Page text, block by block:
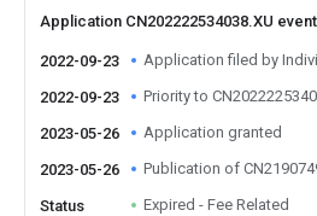
Application CN202222534038.XU
2022-09-23 Application filed by
2022-09-23 Priority to
2023-05-26 Application granted
2023-05-26 Publication of
Status Expired - Fee Related